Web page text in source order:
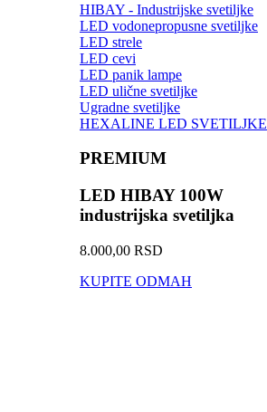
HIBAY - Industrijske svetiljke
LED vodonepropusne svetiljke
LED strele
LED cevi
LED panik lampe
LED ulične svetiljke
Ugradne svetiljke
HEXALINE LED SVETILJKE
PREMIUM
LED HIBAY 100W
industrijska svetiljka
8.000,00 RSD
KUPITE ODMAH